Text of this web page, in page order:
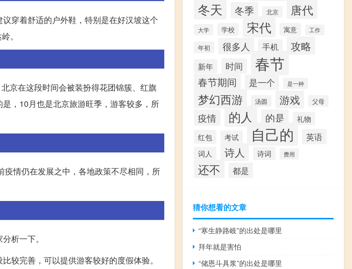
穿着舒适的户外鞋，特别是在好汉坡这个
。
京在这段时间会被装扮得花团锦簇、红旗
，10月也是北京旅游旺季，游客较多，所
情仍在发展之中，各地政策不尽相同，所
析一下。
较完善，可以提供游客较好的度假体验。
冬天 冬季 北京 唐代
大学 学校 宋代 寓意 工作
年初 很多人 手机 攻略
新年 时间 春节
春节期间 是一个 是一种
梦幻西游 汤圆 游戏 父母
疫情 的人 的是 礼物
红包 考试 自己的 英语
词人 诗人 诗词 费用
还不 都是
猜你想看的文章
“寒生静路岐”的出处是哪里
拜年就是害怕
“储恩斗具浆”的出处是哪里